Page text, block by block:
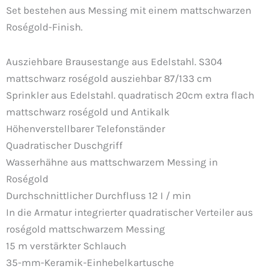
Set bestehen aus Messing mit einem mattschwarzen
Roségold-Finish.
Ausziehbare Brausestange aus Edelstahl. S304
mattschwarz roségold ausziehbar 87/133 cm
Sprinkler aus Edelstahl. quadratisch 20cm extra flach
mattschwarz roségold und Antikalk
Höhenverstellbarer Telefonständer
Quadratischer Duschgriff
Wasserhähne aus mattschwarzem Messing in
Roségold
Durchschnittlicher Durchfluss 12 I / min
In die Armatur integrierter quadratischer Verteiler aus
roségold mattschwarzem Messing
15 m verstärkter Schlauch
35-mm-Keramik-Einhebelkartusche